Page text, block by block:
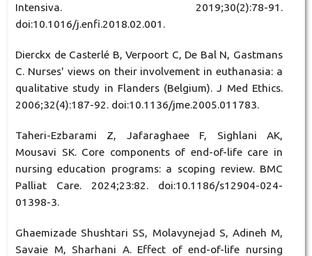
Intensiva. 2019;30(2):78-91.
doi:10.1016/j.enfi.2018.02.001.
Dierckx de Casterlé B, Verpoort C, De Bal N, Gastmans
C. Nurses' views on their involvement in euthanasia: a
qualitative study in Flanders (Belgium). J Med Ethics.
2006;32(4):187-92. doi:10.1136/jme.2005.011783.
Taheri-Ezbarami Z, Jafaraghaee F, Sighlani AK,
Mousavi SK. Core components of end-of-life care in
nursing education programs: a scoping review. BMC
Palliat Care. 2024;23:82. doi:10.1186/s12904-024-
01398-3.
Ghaemizade Shushtari SS, Molavynejad S, Adineh M,
Savaie M, Sharhani A. Effect of end-of-life nursing